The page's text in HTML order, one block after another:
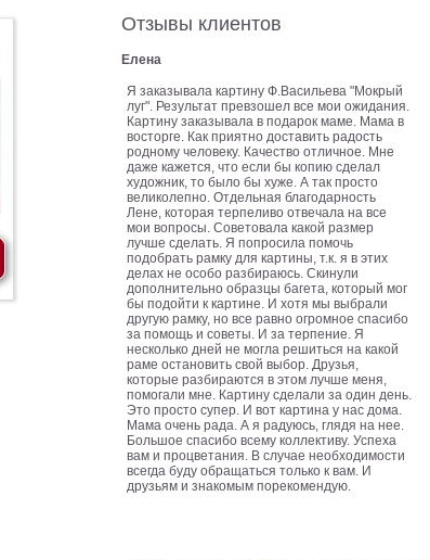
Отзывы клиентов
Елена
Я заказывала картину Ф.Васильева "Мокрый
луг". Результат превзошел все мои ожидания.
Картину заказывала в подарок маме. Мама в
восторге. Как приятно доставить радость
родному человеку. Качество отличное. Мне
даже кажется, что если бы копию сделал
художник, то было бы хуже. А так просто
великолепно. Отдельная благодарность
Лене, которая терпеливо отвечала на все
мои вопросы. Советовала какой размер
лучше сделать. Я попросила помочь
подобрать рамку для картины, т.к. я в этих
делах не особо разбираюсь. Скинули
дополнительно образцы багета, который мог
бы подойти к картине. И хотя мы выбрали
другую рамку, но все равно огромное спасибо
за помощь и советы. И за терпение. Я
несколько дней не могла решиться на какой
раме остановить свой выбор. Друзья,
которые разбираются в этом лучше меня,
помогали мне. Картину сделали за один день.
Это просто супер. И вот картина у нас дома.
Мама очень рада. А я радуюсь, глядя на нее.
Большое спасибо всему коллективу. Успеха
вам и процветания. В случае необходимости
всегда буду обращаться только к вам. И
друзьям и знакомым порекомендую.